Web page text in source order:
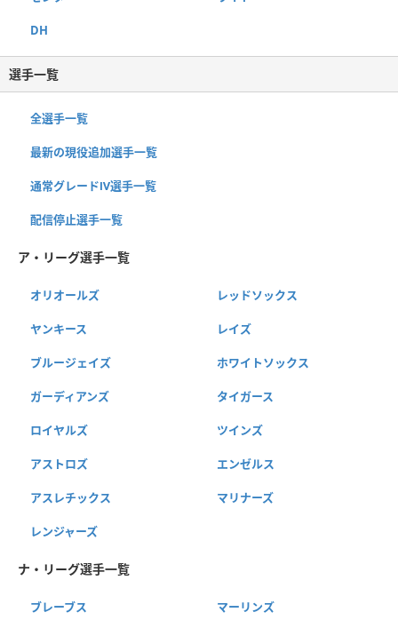
DH
選手一覧
全選手一覧
最新の現役追加選手一覧
通常グレードⅣ選手一覧
配信停止選手一覧
ア・リーグ選手一覧
オリオールズ レッドソックス
ヤンキース レイズ
ブルージェイズ ホワイトソックス
ガーディアンズ タイガース
ロイヤルズ ツインズ
アストロズ エンゼルス
アスレチックス マリナーズ
レンジャーズ
ナ・リーグ選手一覧
ブレーブス マーリンズ